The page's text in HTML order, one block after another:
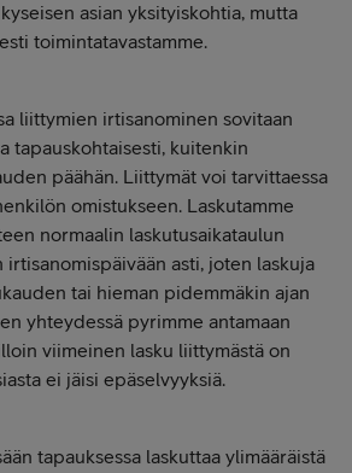
asian yksityiskohtia, mutta
toimintatavastamme.
liittymien irtisanominen sovitaan
tapauskohtaisesti, kuitenkin
päähän. Liittymät voi tarvittaessa
omistukseen. Laskutamme
normaalin laskutusaikataulun
irtisanomispäivään asti, joten laskuja
tai hieman pidemmäkin ajan
yhteydessä pyrimme antamaan
viimeinen lasku liittymästä on
ei jäisi epäselvyyksiä.
tapauksessa laskuttaa ylimääräistä